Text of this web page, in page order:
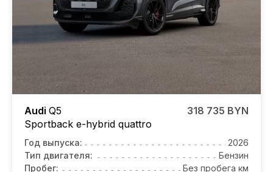
Audi Q5
Sportback e-hybrid quattro
318 735 BYN
Год выпуска:
2026
Тип двигателя:
Бензин
Пробег:
Без пробега км